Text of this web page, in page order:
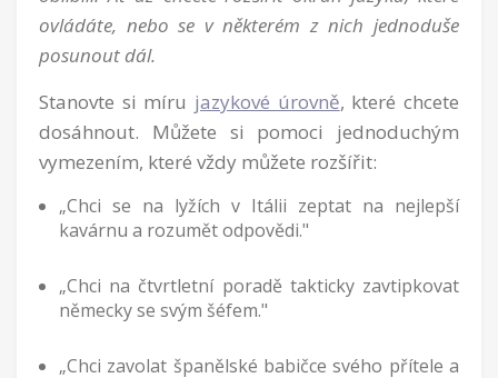
ovládáte, nebo se v některém z nich jednoduše
posunout dál.
Stanovte si míru jazykové úrovně, které chcete
dosáhnout. Můžete si pomoci jednoduchým
vymezením, které vždy můžete rozšířit:
„Chci se na lyžích v Itálii zeptat na nejlepší
kavárnu a rozumět odpovědi."
„Chci na čtvrtletní poradě takticky zavtipkovat
německy se svým šéfem."
„Chci zavolat španělské babičce svého přítele a